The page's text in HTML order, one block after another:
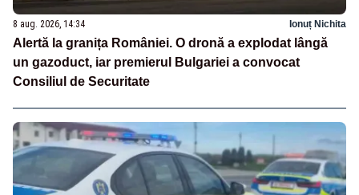
8 aug. 2026, 14:34 Ionuț Nichita
Alertă la granița României. O dronă a explodat lângă
un gazoduct, iar premierul Bulgariei a convocat
Consiliul de Securitate